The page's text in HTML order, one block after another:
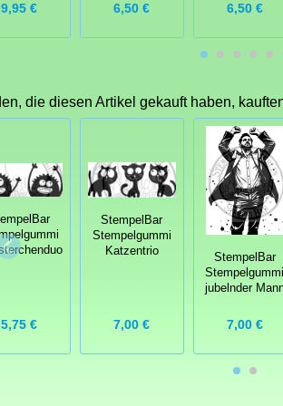
9,95 € 6,50 € 6,50 €
die diesen Artikel gekauft haben,
5,75 €
StempelBar
Stempelgummi
Katzentrio
7,00 €
StempelBar
Stempelgummi
jubelnder
7,00 €